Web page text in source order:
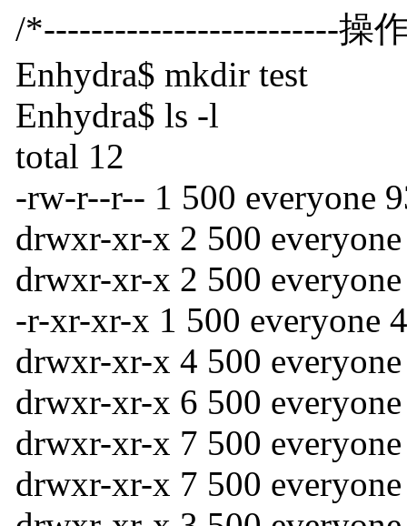
/*-------------------------操
Enhydra$ mkdir test
Enhydra$ ls -l
total 12
-rw-r--r-- 1 500 everyone
drwxr-xr-x 2 500
drwxr-xr-x 2 500
-r-xr-xr-x 1 500 everyone
drwxr-xr-x 4 500
drwxr-xr-x 6 500
drwxr-xr-x 7 500
drwxr-xr-x 7 500